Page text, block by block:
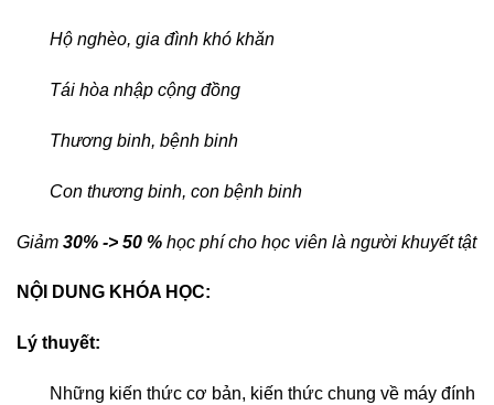
Hộ nghèo, gia đình khó khăn
Tái hòa nhập cộng đồng
Thương binh, bệnh binh
Con thương binh, con bệnh binh
Giảm 30% -> 50 % học phí cho học viên là người khuyết tật
NỘI DUNG KHÓA HỌC:
Lý thuyết:
Những kiến thức cơ bản, kiến thức chung về máy đính